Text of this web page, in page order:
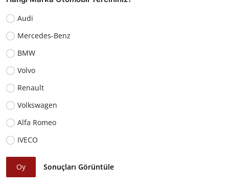
Audi
Mercedes-Benz
BMW
Volvo
Renault
Volkswagen
Alfa Romeo
IVECO
Oy Sonuçları Görüntüle